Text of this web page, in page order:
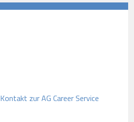
Kontakt zur AG Career Service